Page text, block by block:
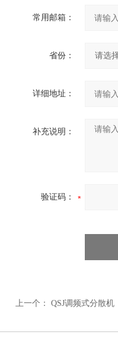
常用邮箱：
省份：
详细地址：
补充说明：
验证码：
上一个： QSJ调频式分散机